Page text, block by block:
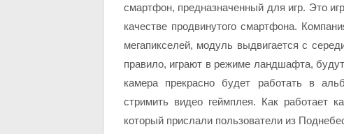
смартфон, предназначенный для игр. Это
качестве продвинутого смартфона.
мегапикселей, модуль выдвигается с
правило, играют в режиме ландшафта,
камера прекрасно будет работать в
стримить видео геймплея. Как работает
который прислали пользователи из